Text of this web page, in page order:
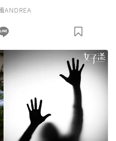
0點；前往 購買點數
ANDREA